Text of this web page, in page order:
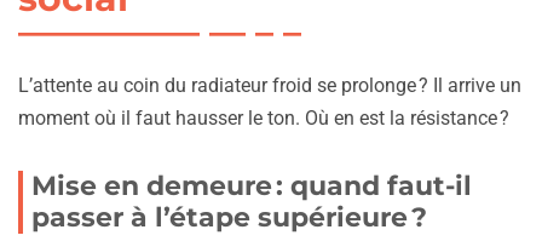
L’attente au coin du radiateur froid se prolonge ? Il arrive un
moment où il faut hausser le ton. Où en est la résistance ?
Mise en demeure : quand faut-il
passer à l’étape supérieure ?